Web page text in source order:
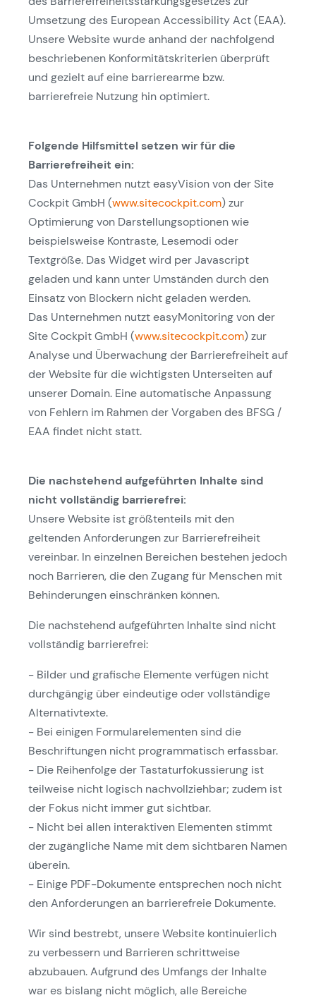
Umsetzung des European Accessibility Act (EAA).
Unsere Website wurde anhand der nachfolgend
beschriebenen Konformitätskriterien überprüft
und gezielt auf eine barrierearme bzw.
barrierefreie Nutzung hin optimiert.
Folgende Hilfsmittel setzen wir für die
Barrierefreiheit ein:
Das Unternehmen nutzt easyVision von der Site
Cockpit GmbH (www.sitecockpit.com) zur
Optimierung von Darstellungsoptionen wie
beispielsweise Kontraste, Lesemodi oder
Textgröße. Das Widget wird per Javascript
geladen und kann unter Umständen durch den
Einsatz von Blockern nicht geladen werden.
Das Unternehmen nutzt easyMonitoring von der
Site Cockpit GmbH (www.sitecockpit.com) zur
Analyse und Überwachung der Barrierefreiheit auf
der Website für die wichtigsten Unterseiten auf
unserer Domain. Eine automatische Anpassung
von Fehlern im Rahmen der Vorgaben des BFSG /
EAA findet nicht statt.
Die nachstehend aufgeführten Inhalte sind
nicht vollständig barrierefrei:
Unsere Website ist größtenteils mit den
geltenden Anforderungen zur Barrierefreiheit
vereinbar. In einzelnen Bereichen bestehen jedoch
noch Barrieren, die den Zugang für Menschen mit
Behinderungen einschränken können.
Die nachstehend aufgeführten Inhalte sind nicht
vollständig barrierefrei:
- Bilder und grafische Elemente verfügen nicht
durchgängig über eindeutige oder vollständige
Alternativtexte.
- Bei einigen Formularelementen sind die
Beschriftungen nicht programmatisch erfassbar.
- Die Reihenfolge der Tastaturfokussierung ist
teilweise nicht logisch nachvollziehbar; zudem ist
der Fokus nicht immer gut sichtbar.
- Nicht bei allen interaktiven Elementen stimmt
der zugängliche Name mit dem sichtbaren Namen
überein.
- Einige PDF-Dokumente entsprechen noch nicht
den Anforderungen an barrierefreie Dokumente.
Wir sind bestrebt, unsere Website kontinuierlich
zu verbessern und Barrieren schrittweise
abzubauen. Aufgrund des Umfangs der Inhalte
war es bislang nicht möglich, alle Bereiche